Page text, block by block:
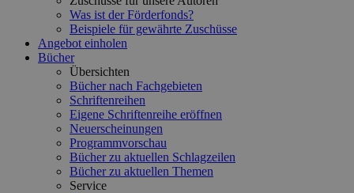
Was ist der Förderfonds?
Beispiele für gewährte Zuschüsse
Angebot einholen
Bücher
Übersichten
Bücher nach Fachgebieten
Schriftenreihen
Eigene Schriftenreihe eröffnen
Neuerscheinungen
Programmvorschau
Bücher zu aktuellen Schlagzeilen
Bücher zu aktuellen Themen
Service